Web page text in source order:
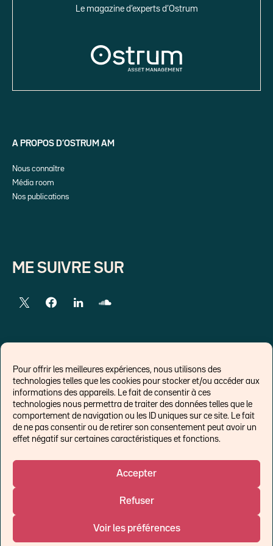
Pour offrir les meilleures expériences, nous utilisons des
technologies telles que les cookies pour stocker et/ou accéder aux
informations des appareils. Le fait de consentir à ces
technologies nous permettra de traiter des données telles que le
comportement de navigation ou les ID uniques sur ce site. Le fait
de ne pas consentir ou de retirer son consentement peut avoir un
effet négatif sur certaines caractéristiques et fonctions.
Accepter
Refuser
Voir les préférences
Le magazine d’experts d’Ostrum
A PROPOS D’OSTRUM AM
Nous connaître
Média room
Nos publications
ME SUIVRE SUR
LIENS EXTERNES
Chroniques pour Forbes
Economistes
Think tank
Politique de cookies (UE)
Un affilié de :